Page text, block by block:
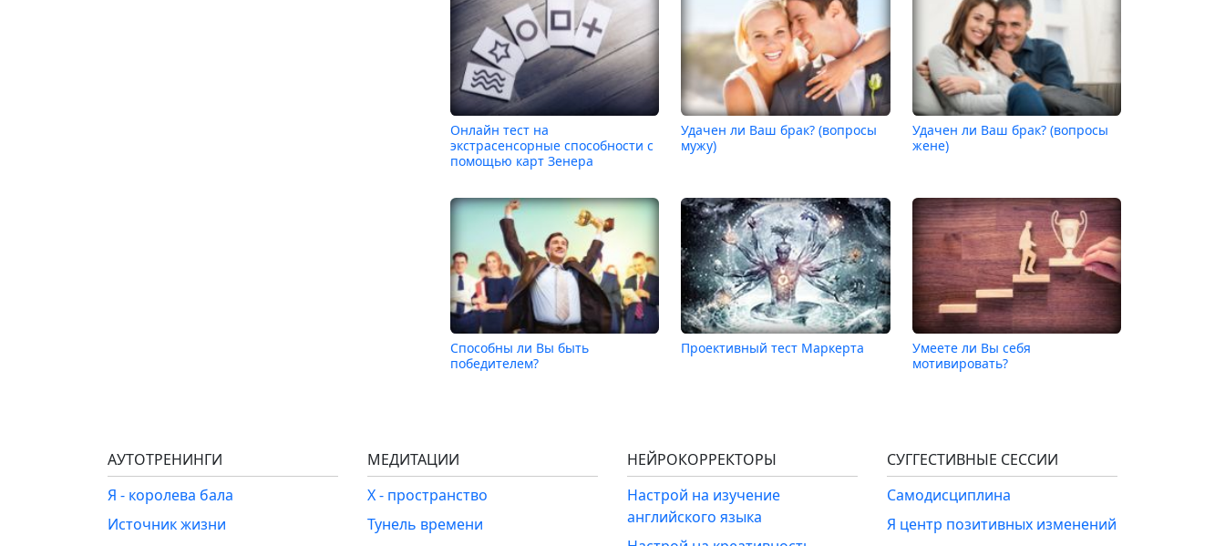
Онлайн тест на
экстрасенсорные способности с
помощью карт Зенера
Удачен ли Ваш брак? (вопросы
мужу)
Удачен ли Ваш брак? (вопросы
жене)
Способны ли Вы быть
победителем?
Проективный тест Маркерта
Умеете ли Вы себя
мотивировать?
АУТОТРЕНИНГИ
Я - королева бала
Источник жизни
МЕДИТАЦИИ
Х - пространство
Тунель времени
НЕЙРОКОРРЕКТОРЫ
Настрой на изучение
английского языка
СУГГЕСТИВНЫЕ СЕССИИ
Самодисциплина
Я центр позитивных изменений